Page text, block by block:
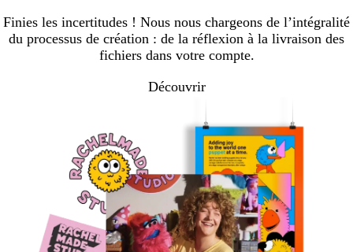
Finies les incertitudes ! Nous nous chargeons de l’intégralité
du processus de création : de la réflexion à la livraison des
fichiers dans votre compte.
Découvrir